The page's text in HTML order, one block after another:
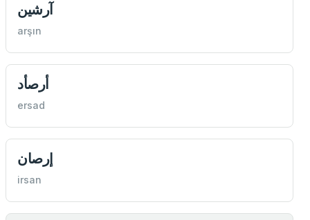
آرشين
arşın
أرصأد
ersad
إرصان
irsan